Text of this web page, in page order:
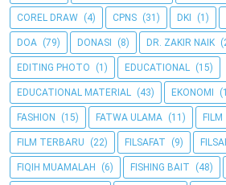
COREL DRAW (4) CPNS (31) DKI (1)
DOA (79) DONASI (8) DR. ZAKIR NAIK
EDITING PHOTO (1) EDUCATIONAL (15)
EDUCATIONAL MATERIAL (43) EKONOMI
FASHION (15) FATWA ULAMA (11) FILM
FILM TERBARU (22) FILSAFAT (9)
FIQIH MUAMALAH (6) FISHING BAIT (48)